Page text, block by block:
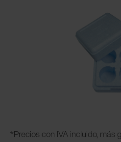
*Precios con IVA incluido, más